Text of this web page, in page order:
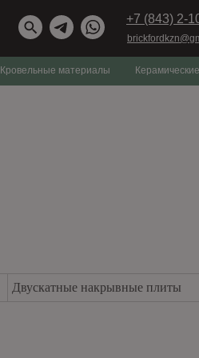
Кровельные материалы
+7 (843) 2-
Двускатные накрывные плиты